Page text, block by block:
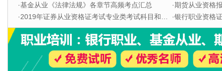
·基金从业《法律法规》各章节高频考点汇总 ·期货从业资格
·2019年证券从业资格证考试专业类考试科目和题型 ·银行职业资格证